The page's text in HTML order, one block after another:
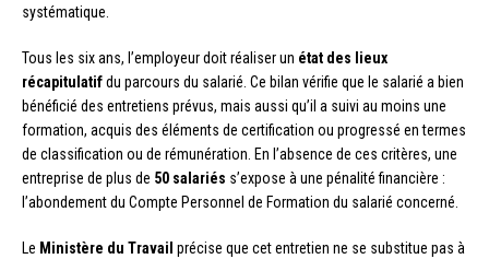
systématique.
Tous les six ans, l’employeur doit réaliser un état des lieux
récapitulatifdu parcours du salarié. Ce bilan vérifie que le salarié a bien
bénéficié des entretiens prévus, mais aussi qu’il a suivi au moins une
formation, acquis des éléments de certification ou progressé en termes
de classification ou de rémunération. En l’absence de ces critères, une
entreprise de plus de 50 salariés s’expose à une pénalité financière :
l’abondement du Compte Personnel de Formation du salarié concerné.
Le Ministère du Travail précise que cet entretien ne se substitue pas à